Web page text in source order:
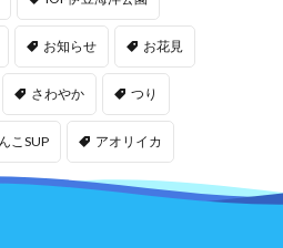
お知らせ お花見
さわやか つり
こSUP アオリイカ